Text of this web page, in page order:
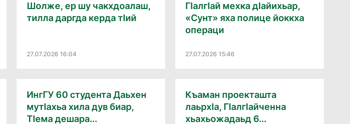
Шолже, ер шу чакхдоалаш,
тилла даргда керда тӏий
27.07.2026 16:04
Гӏалгӏай мехка дӏайихьар,
«Сунт» яха полице йоккха
операци
27.07.2026 15:46
ИнгГУ 60 студента Даьхен
мутӏахьа хила дув биар,
Тӏема дешара...
Къаман проекташта
лаьрхӏа, Гӏалгӏайченна
хьахьожадаьд 6...